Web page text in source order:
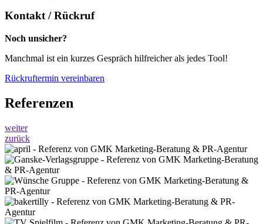
Kontakt / Rückruf
Noch unsicher?
Manchmal ist ein kurzes Gespräch hilfreicher als jedes Tool!
Rückruftermin vereinbaren
Referenzen
weiter
zurück